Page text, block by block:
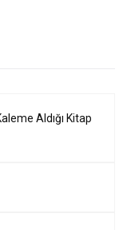
Aldığı Kitap